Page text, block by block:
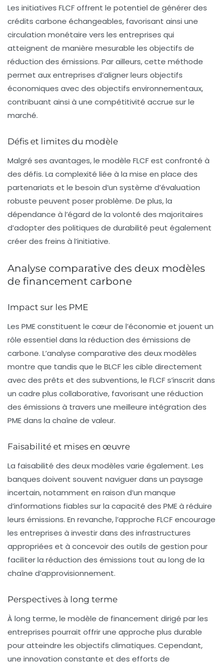
Les initiatives FLCF offrent le potentiel de générer des
crédits carbone échangeables, favorisant ainsi une
circulation monétaire vers les entreprises qui
atteignent de manière mesurable les objectifs de
réduction des émissions. Par ailleurs, cette méthode
permet auxentreprises d’aligner leurs objectifs
économiques avec des objectifs environnementaux,
contribuant ainsi à une compétitivité accrue sur le
marché.
Défis et limites du modèle
Malgré ses avantages, le modèle FLCF est confronté à
des défis. La complexité liée à la mise en place des
partenariats et le besoin d’un système d’évaluation
robuste peuvent poser problème. De plus, la
dépendance à l’égard de la volonté des majoritaires
d’adopter des politiques de durabilité peut également
créer des freins à l’initiative.
Analyse comparative des deux modèles
de financement carbone
Impact sur les PME
Les PMEconstituent le cœur de l’économie et jouent un
rôle essentiel dans la réduction des émissions de
carbone. L’analyse comparative des deux modèles
montre que tandis que le BLCF les cible directement
avec des prêts et des subventions, le FLCF s’inscrit dans
un cadre plus collaborative, favorisant une réduction
des émissions à travers une meilleure intégration des
PMEdans la chaîne de valeur.
Faisabilité et mises en œuvre
La faisabilité des deux modèles varie également. Les
banques doivent souvent naviguer dans un paysage
incertain, notamment en raison d’un manque
d’informations fiables sur la capacité des PMEà réduire
leurs émissions. En revanche, l’approche FLCF encourage
les entreprises à investir dans des infrastructures
appropriées et à concevoir des outils de gestion pour
faciliter la réduction des émissions tout au long de la
chaîne d’approvisionnement.
Perspectives à long terme
À long terme, le modèle de financement dirigé par les
entreprises pourrait offrir une approche plus durable
pour atteindre les objectifs climatiques. Cependant,
une innovation constante et des efforts de